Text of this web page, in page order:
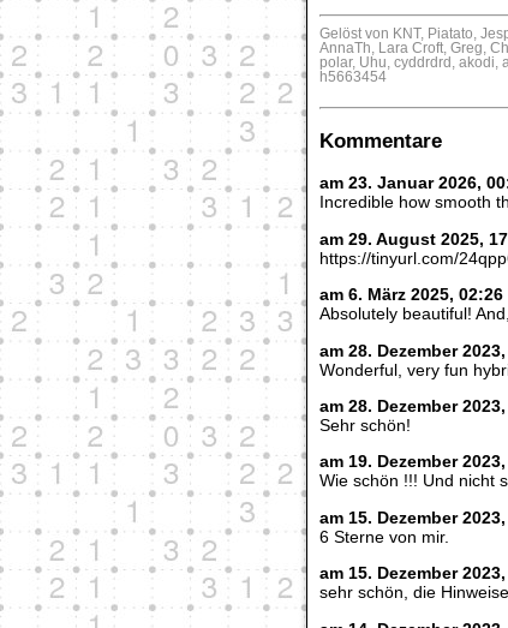
Gelöst von KNT, Piatato,
AnnaTh, Lara Croft, Greg,
polar, Uhu, cyddrdrd, akodi,
h5663454
Kommentare
am 23. Januar 2026,
Incredible how smooth
am 29. August 2025,
https://tinyurl.com/
am 6. März 2025,
Absolutely beautiful!
am 28. Dezember
Wonderful, very fun
am 28. Dezember
Sehr schön!
am 19. Dezember
Wie schön !!! Und nicht
am 15. Dezember
6 Sterne von mir.
am 15. Dezember
sehr schön, die